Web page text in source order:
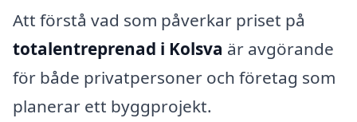
Att förstå vad som påverkar priset på
totalentreprenad i Kolsva är avgörande
för både privatpersoner och företag som
planerar ett byggprojekt.